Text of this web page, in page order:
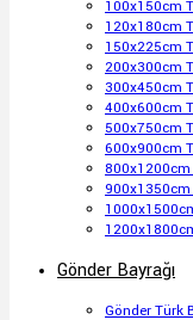
100x150cm
120x180cm
150x225cm
200x300cm
300x450cm
400x600cm
500x750cm
600x900cm
800x1200cm
900x1350cm
Gönder Bayrağı
Gönder Türk